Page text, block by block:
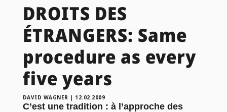
DROITS DES
ÉTRANGERS: Same
procedure as every
five years
DAVID WAGNER | 12.02.2009
C’est une tradition : à l’approche des